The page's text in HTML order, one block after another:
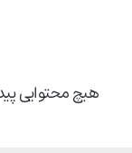
هیچ محتوایی